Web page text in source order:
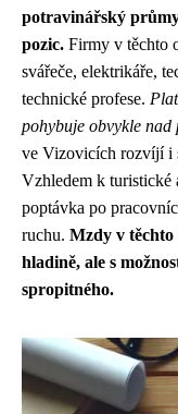
potravinářský
pozic. Firmy v těchto
svářeče, elektrikáře,
technické profese.
pohybuje obvykle nad
ve Vizovicích rozvíjí i
Vzhledem k turistické
poptávka po
ruchu. Mzdy v těchto
hladině, ale s
spropitného.